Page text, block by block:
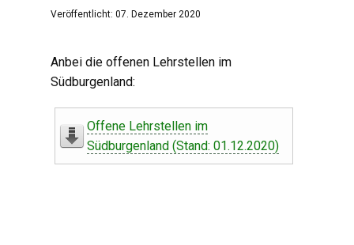
Veröffentlicht: 07. Dezember 2020
Anbei die offenen Lehrstellen im
Südburgenland:
Offene Lehrstellen im
Südburgenland (Stand: 01.12.2020)